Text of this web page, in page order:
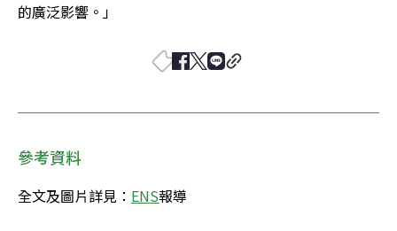
的廣泛影響。」
參考資料
全文及圖片詳見： ENS報導